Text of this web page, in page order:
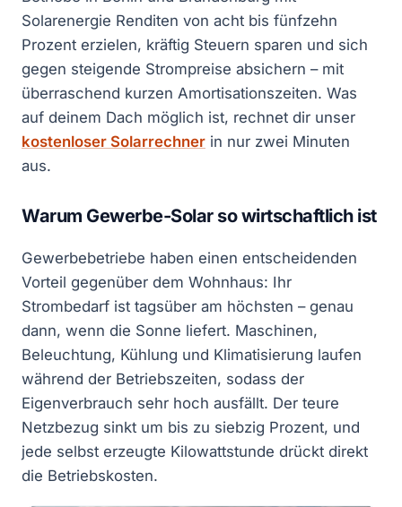
Solarenergie Renditen von acht bis fünfzehn
Prozent erzielen, kräftig Steuern sparen und sich
gegen steigende Strompreise absichern – mit
überraschend kurzen Amortisationszeiten. Was
auf deinem Dach möglich ist, rechnet dir unser
kostenloser Solarrechner in nur zwei Minuten
aus.
Warum Gewerbe-Solar so wirtschaftlich ist
Gewerbebetriebe haben einen entscheidenden
Vorteil gegenüber dem Wohnhaus: Ihr
Strombedarf ist tagsüber am höchsten – genau
dann, wenn die Sonne liefert. Maschinen,
Beleuchtung, Kühlung und Klimatisierung laufen
während der Betriebszeiten, sodass der
Eigenverbrauch sehr hoch ausfällt. Der teure
Netzbezug sinkt um bis zu siebzig Prozent, und
jede selbst erzeugte Kilowattstunde drückt direkt
die Betriebskosten.